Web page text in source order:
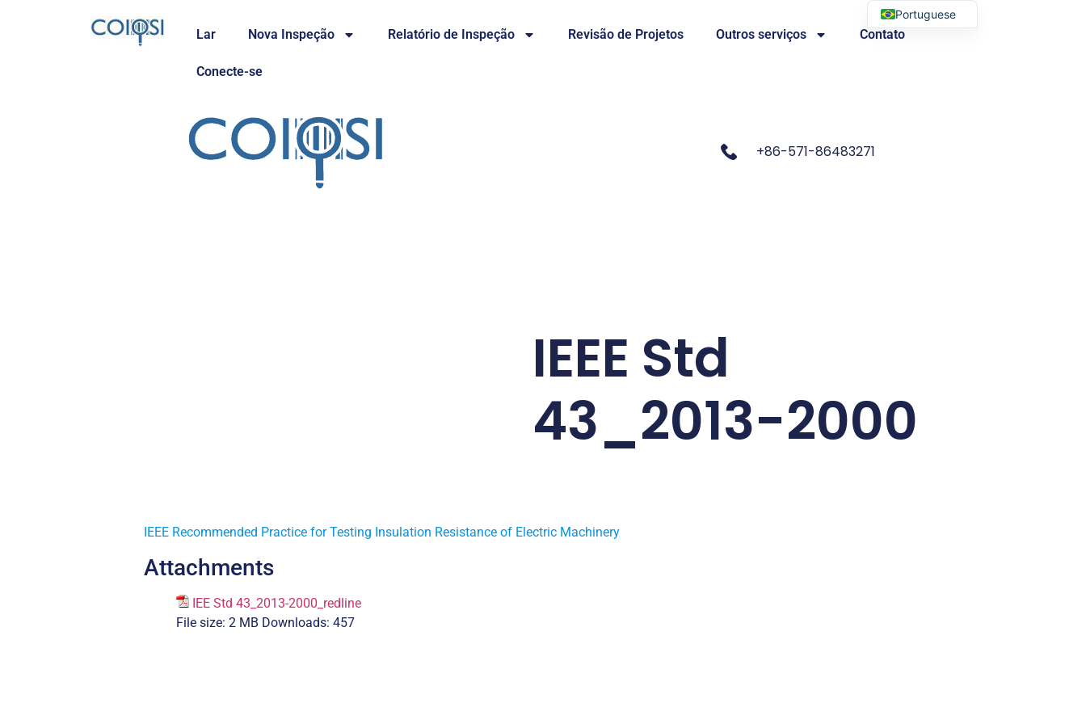
Lar Nova Inspeção Relatório de Inspeção Revisão de Projetos Outros serviços Contato
Conecte-se
+86-571-86483271
IEEE Std
43_2013-2000
IEEE Recommended Practice for Testing Insulation Resistance of Electric Machinery
Attachments
IEE Std 43_2013-2000_redline
File size: 2 MB Downloads: 457
Portuguese
English